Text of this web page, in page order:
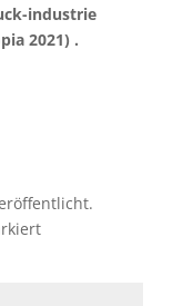
industrie
2021) .